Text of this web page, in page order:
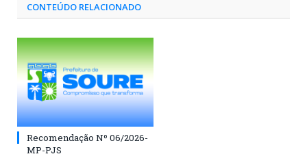
CONTEÚDO RELACIONADO
Recomendação Nº 06/2026-
MP-PJS